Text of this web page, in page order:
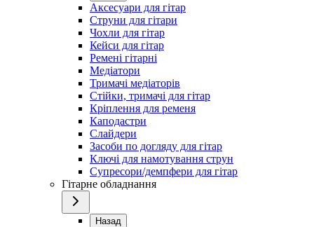
Аксесуари для гітар
Струни для гітари
Чохли для гітар
Кейси для гітар
Ремені гітарні
Медіатори
Тримачі медіаторів
Стійки, тримачі для гітар
Кріплення для ременя
Каподастри
Слайдери
Засоби по догляду для гітар
Ключі для намотування струн
Супресори/демпфери для гітар
Гітарне обладнання
Назад